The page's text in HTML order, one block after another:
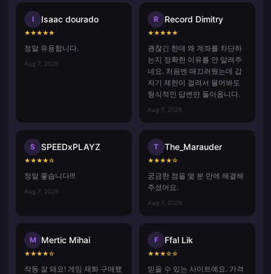
I Isaac dourado
★★★★★
정말 유용합니다.
Aug 7, 2026
R Record Dimitry
★★★★★
괜찮긴 한데 왜 계좌를 차단하
는지 정확한 이유를 안 알려주
네요. 처음엔 매끄러웠는데 갑
자기 제한이 걸려서 물어봐도
형식적인 답변만 돌아옵니다.
Aug 7, 2026
S SPEEDxPLAYZ
★★★★☆
정말 좋습니다!!!
Aug 7, 2026
T The_Marauder
★★★★☆
궁금한 점을 몇 분 만에 해결해
주셨어요.
Aug 7, 2026
M Mertic Mihai
★★★★☆
작동 잘 돼요! 게임 재화 구매했
F Ffal Lik
★★★☆☆
믿을 수 있는 사이트예요. 가격